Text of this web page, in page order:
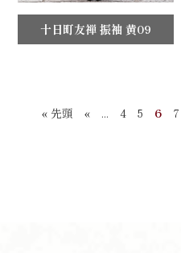
十日町友禅 振袖 黄09
« 先頭 « ... 4 5 6 7